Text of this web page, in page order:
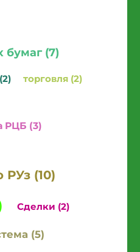
(7)
торговля (2)
РЦБ (3)
РУз (10)
Сделки (2)
(5)